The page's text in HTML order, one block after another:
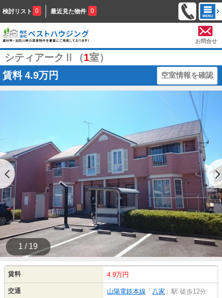
検討リスト 0 最近見た物件 0
お問合せ
シティアークⅡ（1室）
賃料 4.9万円 空室情報を確認
1 / 19
賃料 4.9万円
交通 山陽電鉄本線 「 八家 」駅 徒歩12分